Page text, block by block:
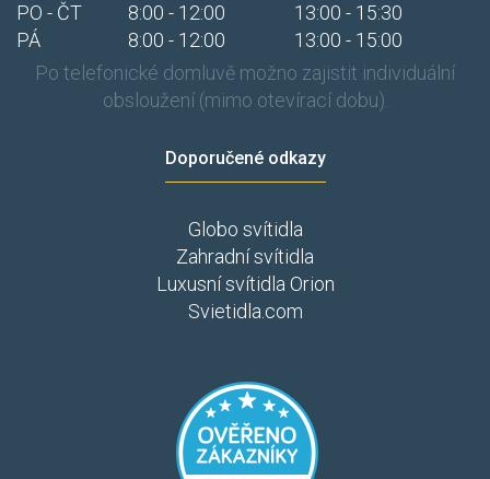
PO - ČT 8:00 - 12:00
13:00 - 15:30
PÁ
8:00 - 12:00
13:00 - 15:00
Po telefonické domluvě možno zajistit individuální
obsloužení (mimo otevírací dobu).
Doporučené odkazy
Globo svítidla
Zahradní svítidla
Luxusní svítidla Orion
Svietidla.com